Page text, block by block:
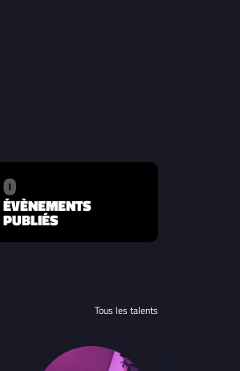
0
ÉVÈNEMENTS
PUBLIÉS
Tous les talents